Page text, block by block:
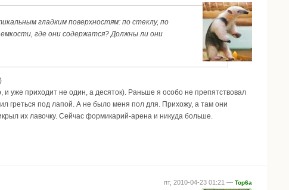
гладким поверхностям: по стеклу, по
где они содержатся? Должны ли они
уже приходит не один, а десяток). Раньше я особо не препятствовал
греться под лапой. А не было меня пол для. Прихожу, а там они
их лавочку. Сейчас формикарий-арена и никуда больше.
пт, 2010-04-23 01:21 — Top6a